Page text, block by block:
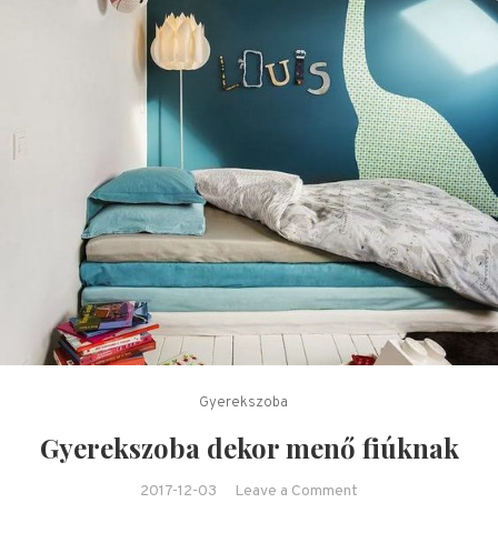
Gyerekszoba
Gyerekszoba dekor menő fiúknak
2017-12-03 Leave a Comment